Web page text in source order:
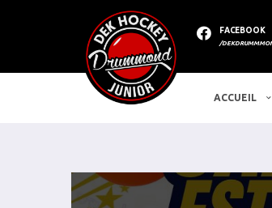
FACEBOOK
/
ACCUEIL